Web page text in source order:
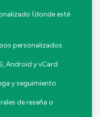
(donde esté
personalizados
Android y vCard
y seguimiento
de reseña o